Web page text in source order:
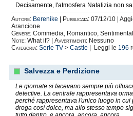
Decisamente, l'atmosfera Natalizia non
Autore: Berenike Pubblicata: 07/12/10 |
Arancione
Genere: Commedia, Romantico,
Note: What if? | Avvertimenti: Nessuno
Categoria: Serie TV > Castle | Leggi le 196
Salvezza e Perdizione
Le giornate si facevano sempre più
detective. La centrale rappresentava
perché rappresentava l'unico luogo in cui
droga così dolce, ma allo stesso tempo